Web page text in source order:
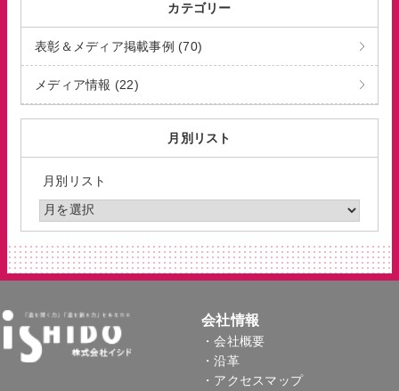
カテゴリー
表彰＆メディア掲載事例 (70)
メディア情報 (22)
月別リスト
月別リスト
会社情報
・会社概要
・沿革
・アクセスマップ